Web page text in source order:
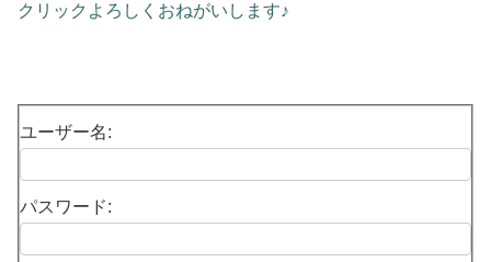
クリックよろしくおねがいします♪
ユーザー名:
パスワード: